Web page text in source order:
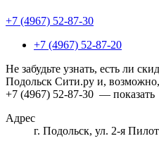
+7 (4967) 52-87-30
+7 (4967) 52-87-20
Не забудьте узнать, есть ли
Подольск Сити.ру и,
+7 (4967) 52-87-30 — показать
Адрес
г. Подольск, ул. 2-я